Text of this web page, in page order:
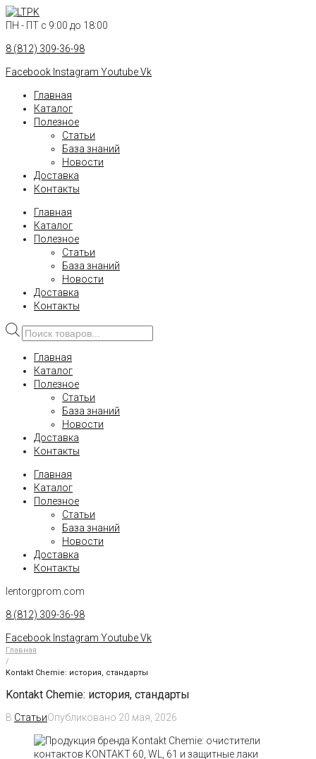
Перейти
кПН - ПТ с 9:00 до 18:00
8 (812) 309-36-98
Facebook Instagram YoutubeVk
Главная
Каталог
Полезное
Статьи
База знаний
Новости
Доставка
Контакты
Главная
Каталог
Полезное
Статьи
База знаний
Новости
Доставка
Контакты
Поиск
товаров
Главная
Каталог
Полезное
Статьи
База знаний
Новости
Доставка
Контакты
Главная
Каталог
Полезное
Статьи
База знаний
Новости
Доставка
Контакты
lentorgprom.com
8 (812) 309-36-98
Facebook Instagram YoutubeVk
Главная
/
Kontakt Chemie: история, стандарты
Kontakt Chemie: история, стандарты
В СтатьиОпубликовано 20 мая, 2026